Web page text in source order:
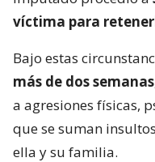
víctima para
Bajo estas
más de dos semanas
a agresiones físicas,
que se suman
ella y su familia.